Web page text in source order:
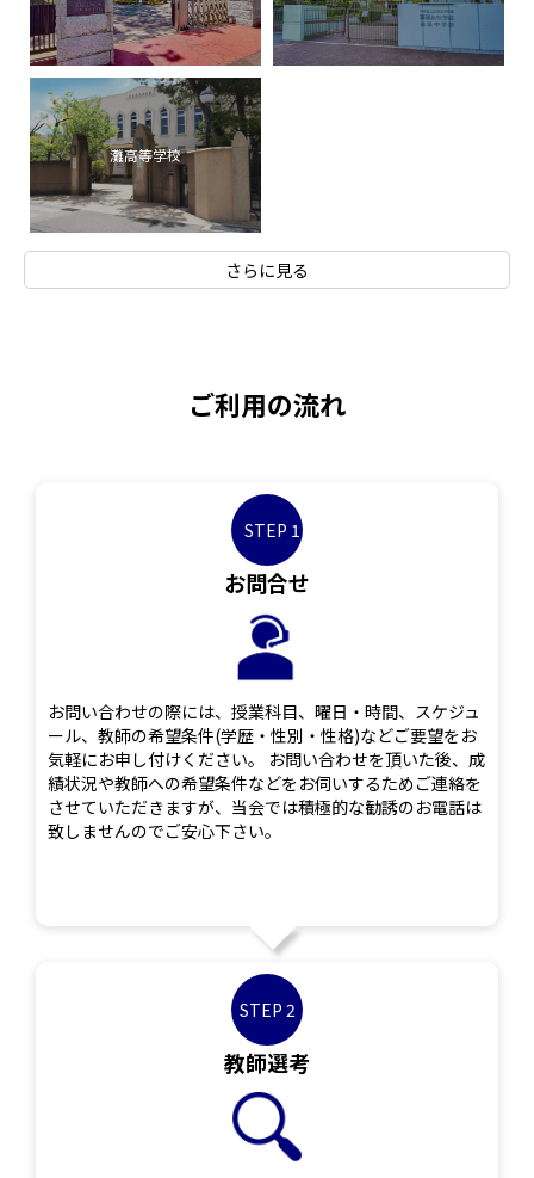
灘高等学校
さらに見る
ご利用の流れ
STEP 1
お問合せ
お問い合わせの際には、授業科目、曜日・時間、スケジュ
ール、教師の希望条件(学歴・性別・性格)などご要望をお
気軽にお申し付けください。 お問い合わせを頂いた後、成
績状況や教師への希望条件などをお伺いするためご連絡を
させていただきますが、当会では積極的な勧誘のお電話は
致しませんのでご安心下さい。
STEP 2
教師選考